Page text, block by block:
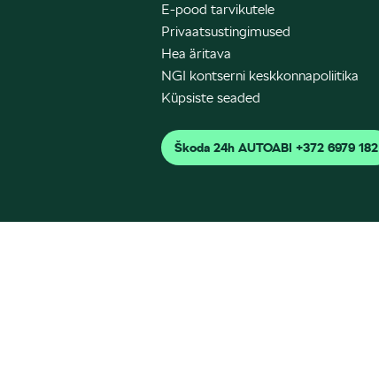
E-pood tarvikutele
Privaatsustingimused
Hea äritava
NGI kontserni keskkonnapoliitika
Küpsiste seaded
Škoda 24h AUTOABI +372 6979 182